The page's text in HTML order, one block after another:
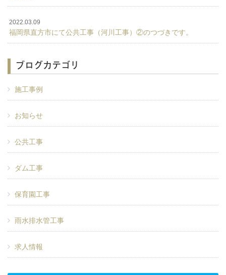
2022.03.09
福岡県直方市にて公共工事（河川工事）②のつづきです。
ブログカテゴリ
施工事例
お知らせ
公共工事
ダム工事
保育園工事
雨水排水管工事
求人情報